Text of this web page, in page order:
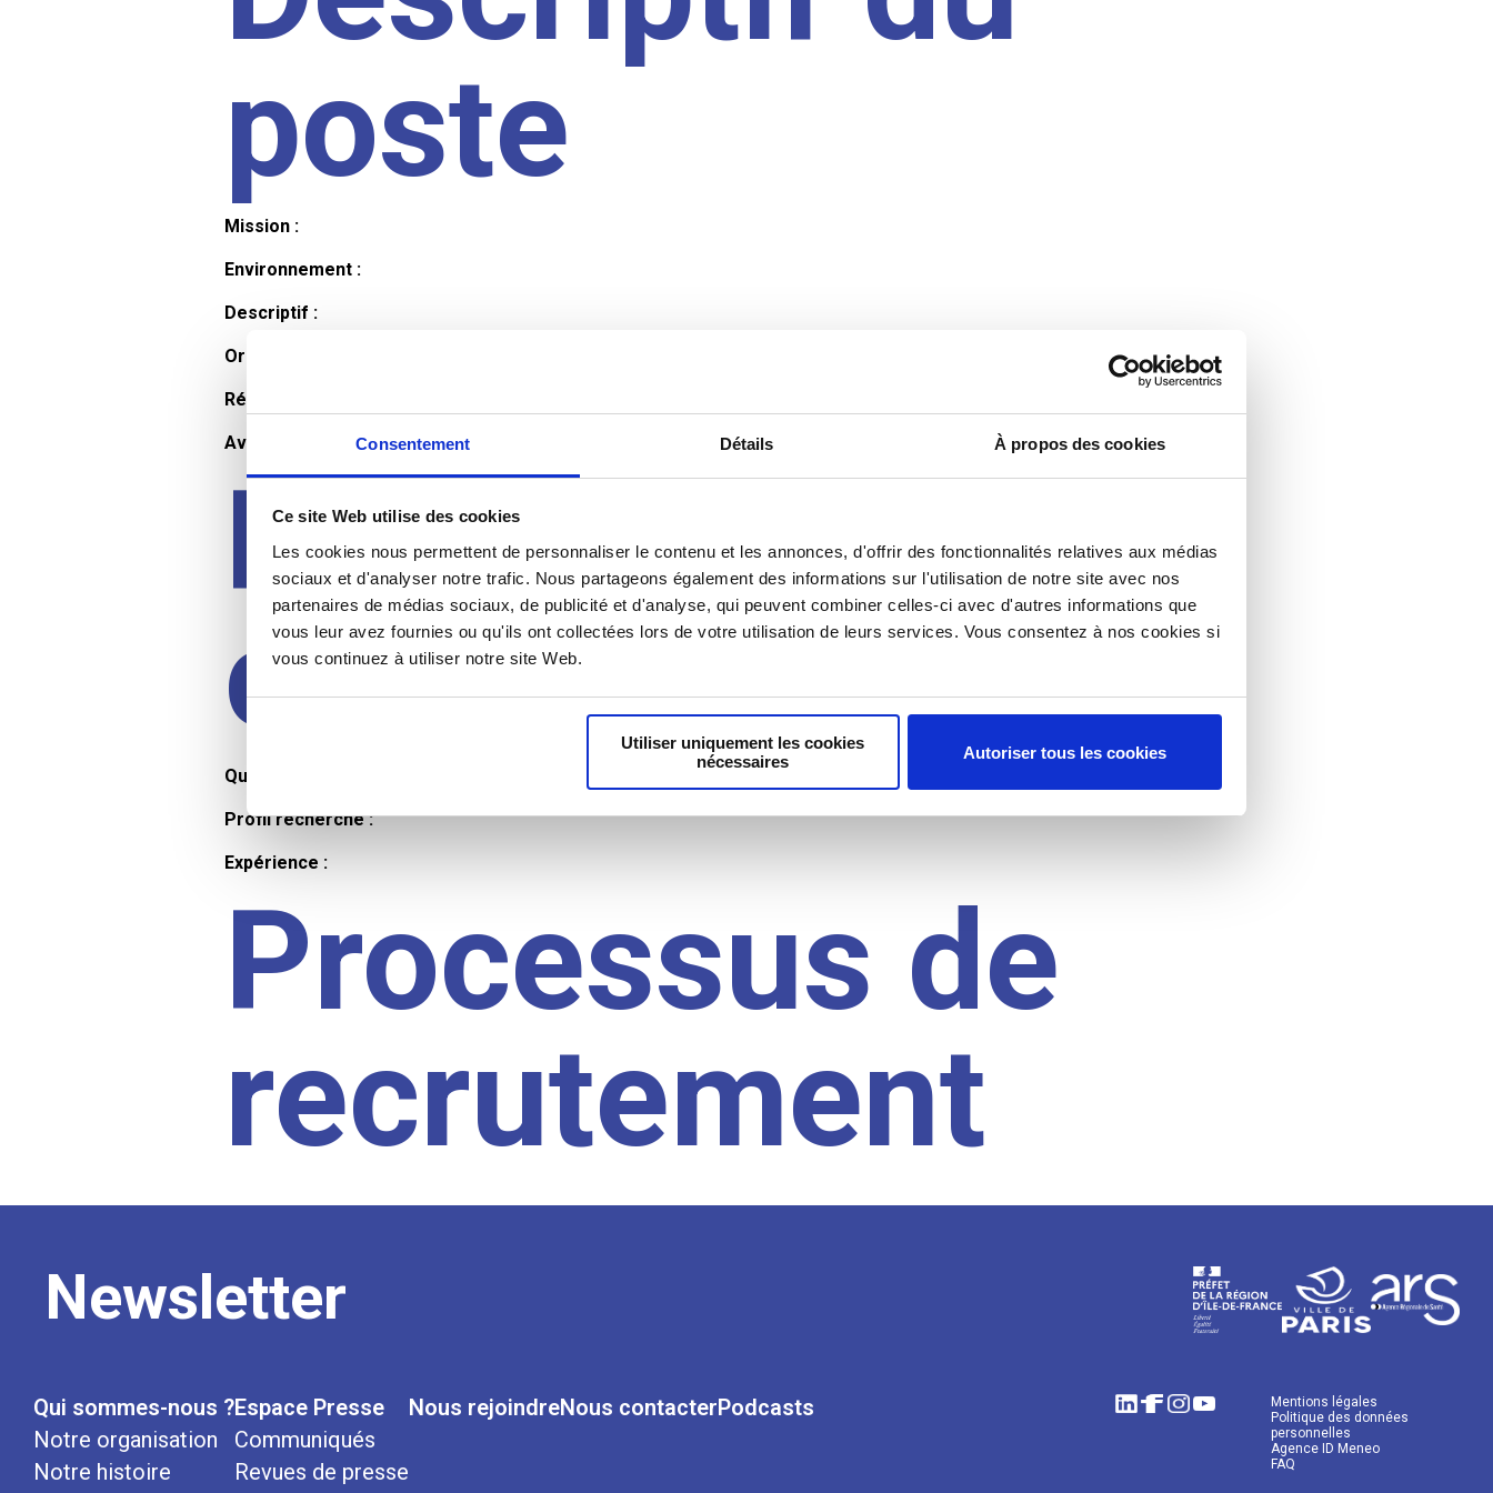
Consentement Détails À propos des cookies
Ce site Web utilise des cookies
Les cookies nous permettent de personnaliser le contenu et les annonces, d'offrir des fonctionnalités relatives aux médias
sociaux et d'analyser notre trafic. Nous partageons également des informations sur l'utilisation de notre site avec nos
partenaires de médias sociaux, de publicité et d'analyse, qui peuvent combiner celles-ci avec d'autres informations que
vous leur avez fournies ou qu'ils ont collectées lors de votre utilisation de leurs services. Vous consentez à nos cookies si
vous continuez à utiliser notre site Web.
Utiliser uniquement les cookies
nécessaires
Autoriser tous les cookies
poste
Mission :
Environnement :
Descriptif :
Organisation et horaires :
Rémunération :
Avantages :
Profil du
candidat
Qualifications et diplômes :
Profil recherché :
Expérience :
Processus de
recrutement
Newsletter
Qui sommes-nous ?
Notre organisation
Notre histoire
Espace Presse
Communiqués
Revues de presse
Nous rejoindreNous contacterPodcasts
Mentions légales
Politique des données
personnelles
Agence ID Meneo
FAQ